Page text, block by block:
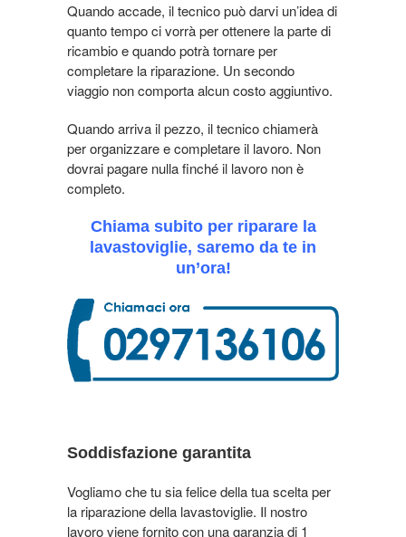
Quando accade, il tecnico può darvi un’idea di
quanto tempo ci vorrà per ottenere la parte di
ricambio e quando potrà tornare per
completare la riparazione. Un secondo
viaggio non comporta alcun costo aggiuntivo.
Quando arriva il pezzo, il tecnico chiamerà
per organizzare e completare il lavoro. Non
dovrai pagare nulla finché il lavoro non è
completo.
Chiama subito per riparare la
lavastoviglie, saremo da te in
un’ora!
Soddisfazione garantita
Vogliamo che tu sia felice della tua scelta per
la riparazione della lavastoviglie. Il nostro
lavoro viene fornito con una garanzia di 1